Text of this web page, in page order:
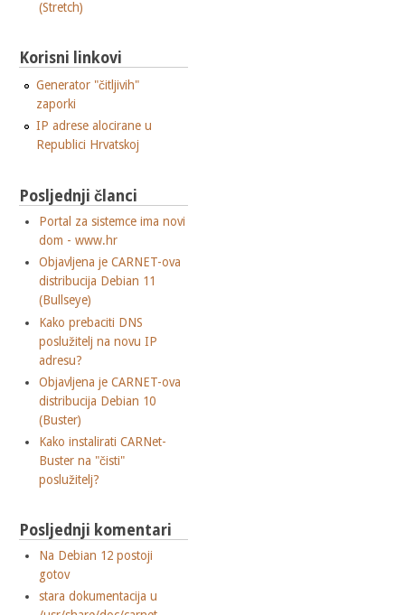
(Stretch)
Korisni linkovi
Generator "čitljivih"
zaporki
IP adrese alocirane u
Republici Hrvatskoj
Posljednji članci
Portal za sistemce ima novi
dom - www.hr
Objavljena je CARNET-ova
distribucija Debian 11
(Bullseye)
Kako prebaciti DNS
poslužitelj na novu IP
adresu?
Objavljena je CARNET-ova
distribucija Debian 10
(Buster)
Kako instalirati CARNet-
Buster na "čisti"
poslužitelj?
Posljednji komentari
Na Debian 12 postoji
gotov
stara dokumentacija u